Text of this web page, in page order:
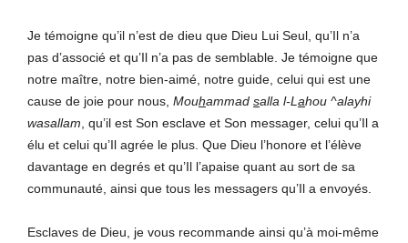
Je témoigne qu’il n’est de dieu que Dieu Lui Seul, qu’Il n’a
pas d’associé et qu’Il n’a pas de semblable. Je témoigne que
notre maître, notre bien-aimé, notre guide, celui qui est une
cause de joie pour nous, Mouhammad salla l-L ahou ^alayhi
wasallam , qu’il est Son esclave et Son messager, celui qu’Il a
élu et celui qu’Il agrée le plus. Que Dieu l’honore et l’élève
davantage en degrés et qu’Il l’apaise quant au sort de sa
communauté, ainsi que tous les messagers qu’Il a envoyés.
Esclaves de Dieu, je vous recommande ainsi qu’à moi-même